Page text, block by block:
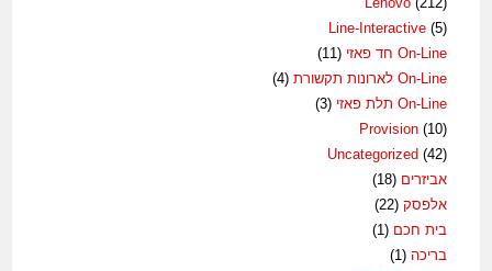
Line-Interactive (5)
On-Line חד פאזי
(11)
On-Line לארונות תקשורת
(4)
On-Line תלת פאזי
(3)
Provision (10)
Uncategorized (42)
אביזרים (18)
אלפסק (22)
בית חכם (1)
בריכה (1)